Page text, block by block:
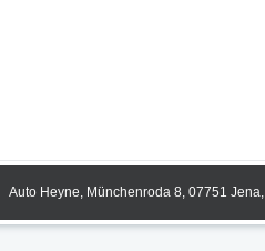
Auto Heyne, Münchenroda 8, 07751